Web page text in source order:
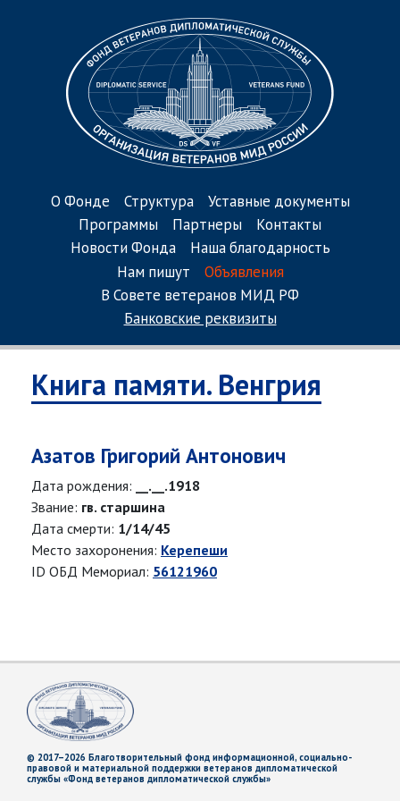
О Фонде Структура
Уставные документы
Программы
Партнеры
Контакты
Новости Фонда
Наша благодарность
Нам пишут
Объявления
В Совете ветеранов МИД РФ
Банковские реквизиты
Книга памяти. Венгрия
Азатов Григорий Антонович
Дата рождения:
__.__.1918
Звание: гв. старшина
Дата смерти: 1/14/45
Место захоронения: Керепеши
ID ОБД Мемориал: 56121960
© 2017–2026 Благотворительный фонд информационной, социально-
правовой и материальной поддержки ветеранов дипломатической
службы «Фонд ветеранов дипломатической службы»